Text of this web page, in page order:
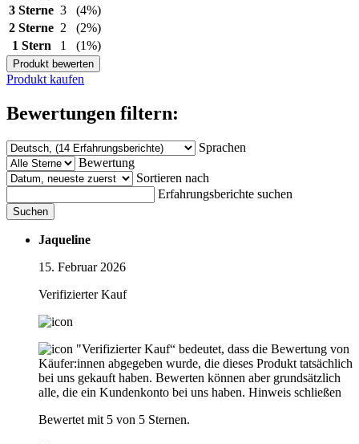
3 Sterne 3
(4%)
2 Sterne 2
(2%)
1 Stern
1 (1%)
Produkt bewerten
Produkt kaufen
Bewertungen filtern:
Sprachen
Bewertung
Sortieren nach
Erfahrungsberichte suchen
Suchen
Jaqueline
15. Februar 2026
Verifizierter Kauf
"Verifizierter Kauf“ bedeutet, dass die Bewertung von
Käufer:innen abgegeben wurde, die dieses Produkt tatsächlich
bei uns gekauft haben. Bewerten können aber grundsätzlich
alle, die ein Kundenkonto bei uns haben. Hinweis schließen
Bewertet mit 5 von 5 Sternen.